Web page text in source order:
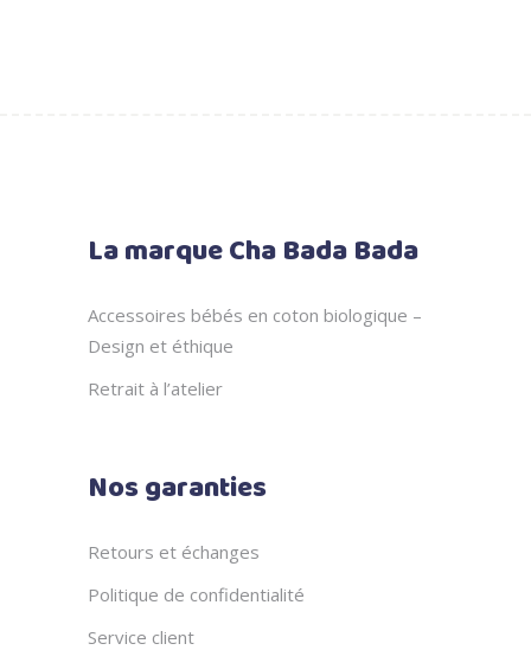
La marque Cha Bada Bada
Accessoires bébés en coton biologique –
Design et éthique
Retrait à l’atelier
Nos garanties
Retours et échanges
Politique de confidentialité
Service client